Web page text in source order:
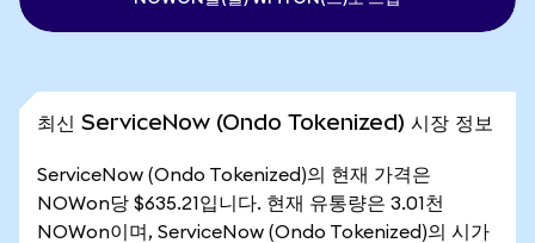
최신 ServiceNow (Ondo Tokenized) 시장 정보
ServiceNow (Ondo Tokenized)의 현재 가격은
NOWon당 $635.21입니다. 현재 유통량은 3.01천
NOWon이며, ServiceNow (Ondo Tokenized)의 시가